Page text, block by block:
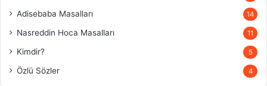
Adisebaba Masalları 14
Nasreddin Hoca Masalları 11
Kimdir? 5
Özlü Sözler 4